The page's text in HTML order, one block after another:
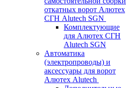
откатных ворот Алютех
СГН Alutech SGN
Комплектующие
для Алютех СГН
Alutech SGN
Автоматика
(электропроводы) и
аксессуары для ворот
Алютех Alutech